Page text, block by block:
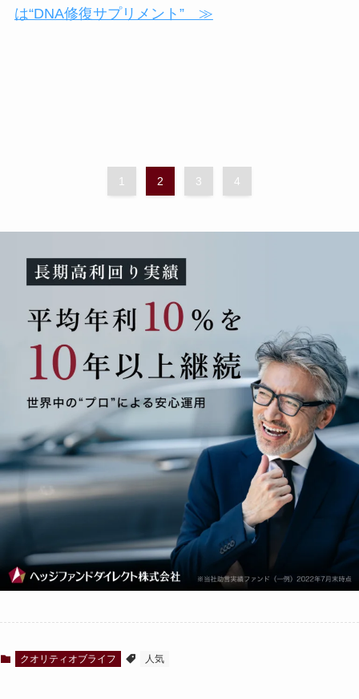
は“DNA修復サプリメント” ≫
1 2 3 4
クオリティオブライフ 人気